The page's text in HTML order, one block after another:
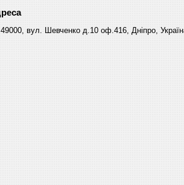
49000, вул. Шевченко д.10 оф.416, Дніпро,